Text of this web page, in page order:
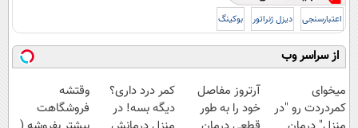
اعتبارسنجی دیزل ژنراتور بوکینگ
از سراسر وب
میخوای
کمردردت رو "در
آرتروز مفاصل
خود را به طور
کمر درد داری؟
دیگه بسه! در
وقتشه
فروشگاهت